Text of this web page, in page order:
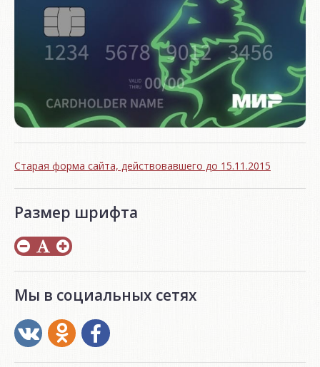
Старая форма сайта, действовавшего до 15.11.2015
Размер шрифта
Мы в социальных сетях